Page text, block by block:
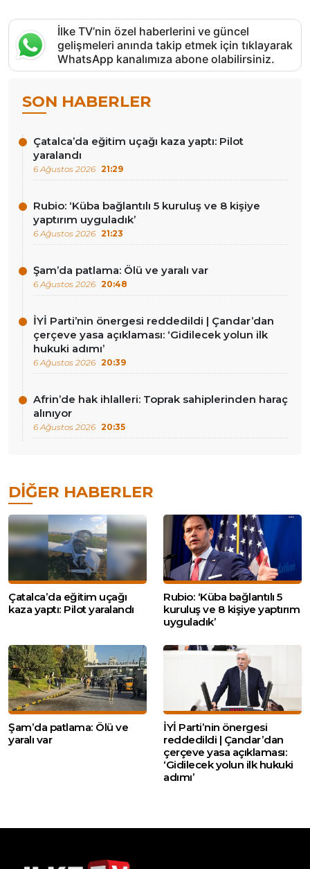
İlke TV’nin özel haberlerini ve güncel
gelişmeleri anında takip etmek için tıklayarak
WhatsApp kanalımıza abone olabilirsiniz.
SON HABERLER
Çatalca’da eğitim uçağı kaza yaptı: Pilot
yaralandı
6 Ağustos 2026 21:29
Rubio: ‘Küba bağlantılı 5 kuruluş ve 8 kişiye
yaptırım uyguladık’
6 Ağustos 2026 21:23
Şam’da patlama: Ölü ve yaralı var
6 Ağustos 2026 20:48
İYİ Parti’nin önergesi reddedildi | Çandar’dan
çerçeve yasa açıklaması: ‘Gidilecek yolun ilk
hukuki adımı’
6 Ağustos 2026 20:39
Afrin’de hak ihlalleri: Toprak sahiplerinden haraç
alınıyor
6 Ağustos 2026 20:35
DIĞER HABERLER
Çatalca’da eğitim uçağı
kaza yaptı: Pilot yaralandı
Rubio: ‘Küba bağlantılı 5
kuruluş ve 8 kişiye yaptırım
uyguladık’
Şam’da patlama: Ölü ve
yaralı var
İYİ Parti’nin önergesi
reddedildi | Çandar’dan
çerçeve yasa açıklaması:
‘Gidilecek yolun ilk hukuki
adımı’